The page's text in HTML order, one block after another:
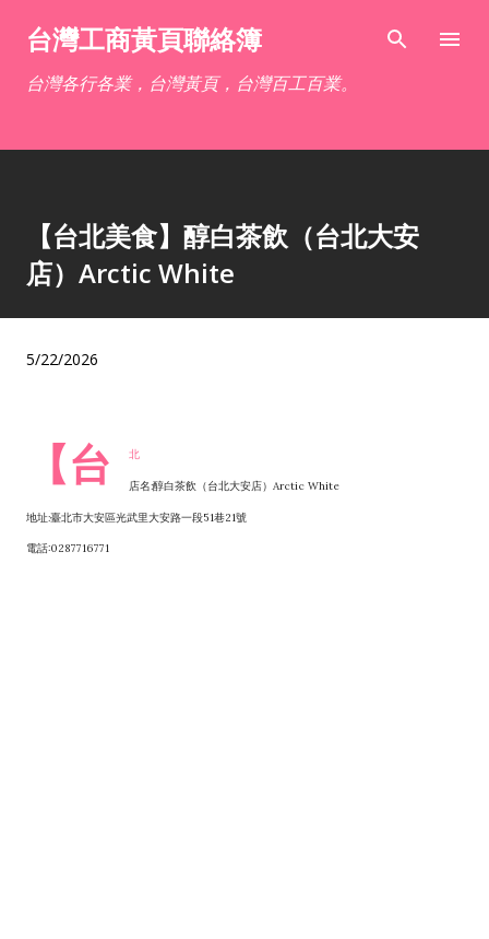
跳到主要內容
台灣工商黃頁聯絡簿
台灣各行各業，台灣黃頁，台灣百工百業。
【台北美食】醇白茶飲（台北大安
店）Arctic White
5/22/2026
【台 北
店名:醇白茶飲（台北大安店）Arctic White
地址:臺北市大安區光武里大安路一段51巷21號
電話:0287716771